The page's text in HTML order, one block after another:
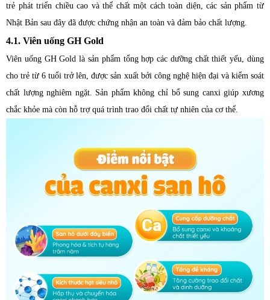
trẻ phát triển chiều cao và thể chất một cách toàn diện, các sản phẩm từ
Nhật Bản sau đây đã được chứng nhận an toàn và đảm bảo chất lượng.
4.1. Viên uống GH Gold
Viên uống GH Gold là sản phẩm tổng hợp các dưỡng chất thiết yếu, dùng
cho trẻ từ 6 tuổi trở lên, được sản xuất bởi công nghệ hiện đại và kiểm soát
chất lượng nghiêm ngặt. Sản phẩm không chỉ bổ sung canxi giúp xương
chắc khỏe mà còn hỗ trợ quá trình trao đổi chất tự nhiên của cơ thể.